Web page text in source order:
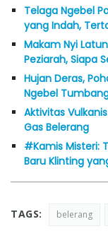
Telaga Ngebel
yang Indah,
Makam Nyi
Peziarah, Siapa
Hujan Deras,
Ngebel
Aktivitas
Gas Belerang
#Kamis Misteri:
Baru Klinting
TAGS: belerang